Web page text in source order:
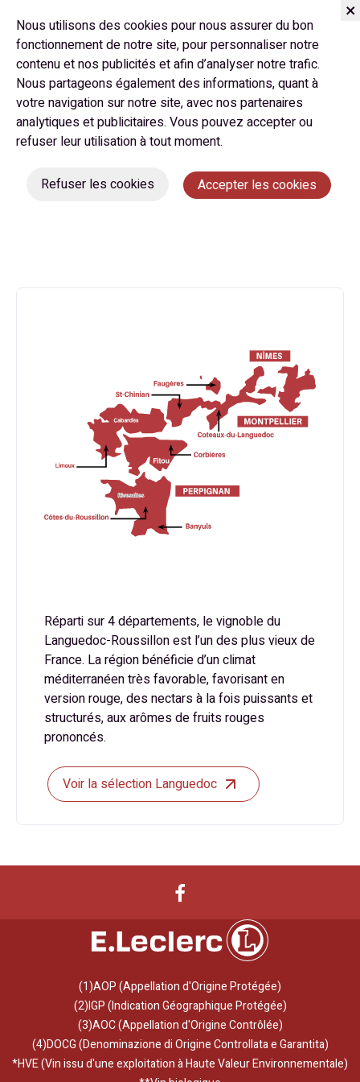
La sélection Languedoc
Réparti sur 4 départements, le vignoble du
Languedoc-Roussillon est l’un des plus vieux de
France. La région bénéficie d’un climat
méditerranéen très favorable, favorisant en
version rouge, des nectars à la fois puissants et
structurés, aux arômes de fruits rouges
prononcés.
Voir la sélection Languedoc
(1)AOP (Appellation d'Origine Protégée)
(2)IGP (Indication Géographique Protégée)
(3)AOC (Appellation d'Origine Contrôlée)
(4)DOCG (Denominazione di Origine Controllata e Garantita)
*HVE (Vin issu d'une exploitation à Haute Valeur Environnementale)
Nous utilisons des cookies pour nous assurer du bon
fonctionnement de notre site, pour personnaliser notre
contenu et nos publicités et afin d’analyser notre trafic.
Nous partageons également des informations, quant à
votre navigation sur notre site, avec nos partenaires
analytiques et publicitaires. Vous pouvez accepter ou
refuser leur utilisation à tout moment.
Refuser les cookies Accepter les cookies